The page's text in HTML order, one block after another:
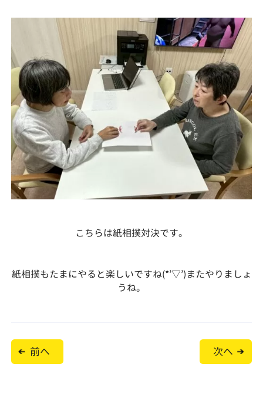
こちらは紙相撲対決です。
紙相撲もたまにやると楽しいですね(*’▽’)またやりましょ
うね。
投
ナ
前へ 次へ